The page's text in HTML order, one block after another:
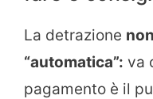
La detrazione
“automatica”: va
pagamento è il